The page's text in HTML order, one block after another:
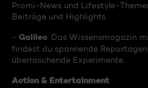
Promi-News und Lifestyle-
Beiträge und Highlights.
- Galileo: Das Wissensmagazin
findest du spannende
überraschende Experimente.
Action & Entertainment